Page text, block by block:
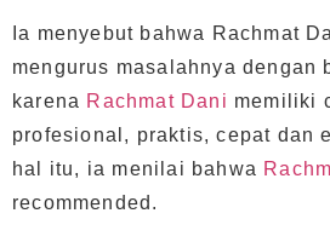
Ia menyebut bahwa Rachmat
mengurus masalahnya dengan
karena Rachmat Dani memiliki
profesional, praktis, cepat dan
hal itu, ia menilai bahwa
recommended.